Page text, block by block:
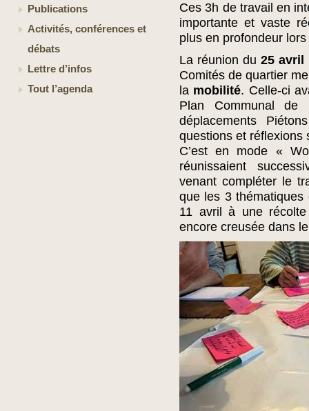
Publications
Activités, conférences et
débats
Lettre d’infos
Tout l’agenda
Ces 3h de travail en
importante et vaste
plus en profondeur
La réunion du25 avril
Comités de quartier
la mobilité. Celle-ci
Plan Communal de
déplacements
questions et réflexions
C’est en mode «
réunissaient
venant compléter le
que les 3
11 avril à une
encore creusée dans